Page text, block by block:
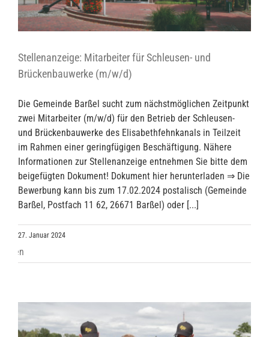
Stellenanzeige: Mitarbeiter für Schleusen- und
Brückenbauwerke (m/w/d)
Die Gemeinde Barßel sucht zum nächstmöglichen Zeitpunkt
zwei Mitarbeiter (m/w/d) für den Betrieb der Schleusen-
und Brückenbauwerke des Elisabethfehnkanals in Teilzeit
im Rahmen einer geringfügigen Beschäftigung. Nähere
Informationen zur Stellenanzeige entnehmen Sie bitte dem
beigefügten Dokument! Dokument hier herunterladen ⇒ Die
Bewerbung kann bis zum 17.02.2024 postalisch (Gemeinde
Barßel, Postfach 11 62, 26671 Barßel) oder [...]
27. Januar 2024